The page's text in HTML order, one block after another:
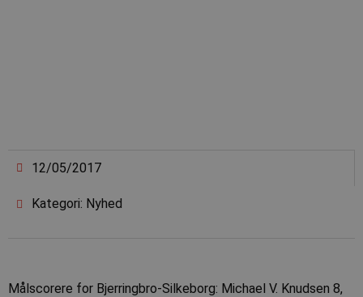
12/05/2017
Kategori: Nyhed
Målscorere for Bjerringbro-Silkeborg: Michael V. Knudsen 8,